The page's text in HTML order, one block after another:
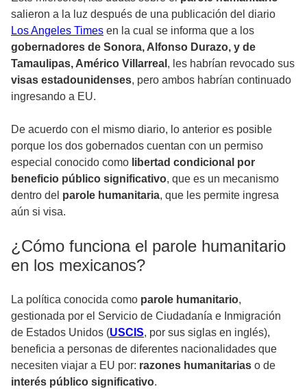
salieron a la luz después de una publicación del diario
Los Angeles Times en la cual se informa que a los
gobernadores de Sonora, Alfonso Durazo, y de
Tamaulipas, Américo Villarreal , les habrían revocado sus
visas estadounidenses, pero ambos habrían continuado
ingresando a EU.
De acuerdo con el mismo diario, lo anterior es posible
porque los dos gobernados cuentan con un permiso
especial conocido como libertad condicional por
beneficio público significativo, que es un mecanismo
dentro del parole humanitaria, que les permite ingresa
aún si visa.
¿Cómo funciona el parole humanitario
en los mexicanos?
La política conocida como parole humanitario,
gestionada por el Servicio de Ciudadanía e Inmigración
de Estados Unidos (USCIS, por sus siglas en inglés),
beneficia a personas de diferentes nacionalidades que
necesiten viajar a EU por: razones humanitarias o de
interés público significativo.